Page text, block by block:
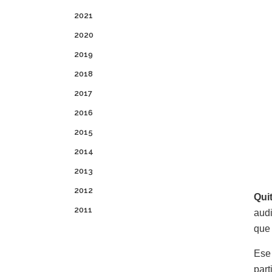
2021
2020
2019
2018
2017
2016
2015
2014
2013
2012
2011
que